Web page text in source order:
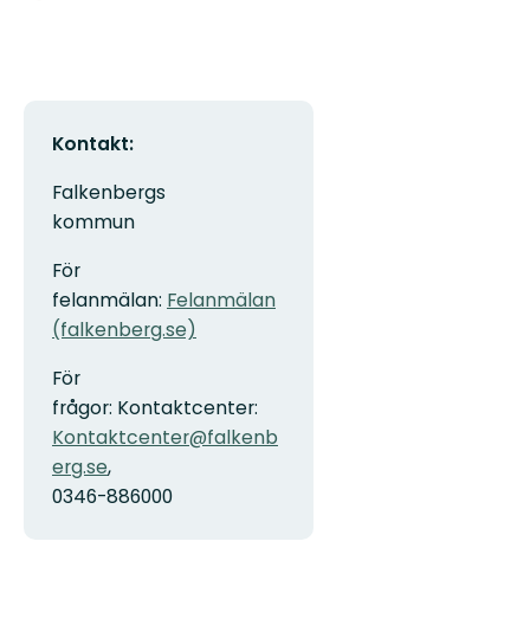
Kontakt:
Falkenbergs
kommun
För
felanmälan: Felanmälan
(falkenberg.se)
För
frågor: Kontaktcenter:
Kontaktcenter@falkenb
erg.se,
0346-886000